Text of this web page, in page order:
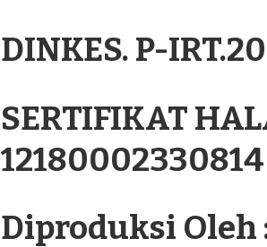
DINKES. P-
SERTIFIKAT
12180002330814
Diproduksi